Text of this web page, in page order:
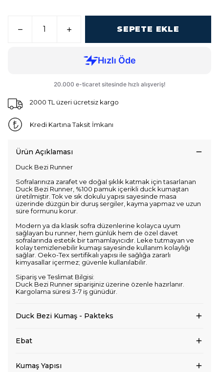
SEPETE EKLE
2000 TL üzeri ücretsiz kargo
Kredi Kartına Taksit İmkanı
Ürün Açıklaması
Duck Bezi Runner
Sofralarınıza zarafet ve doğal şıklık katmak için tasarlanan
Duck Bezi Runner, %100 pamuk içerikli duck kumaştan
üretilmiştir. Tok ve sık dokulu yapısı sayesinde masa
üzerinde düzgün bir duruş sergiler, kayma yapmaz ve uzun
süre formunu korur.
Modern ya da klasik sofra düzenlerine kolayca uyum
sağlayan bu runner, hem günlük hem de özel davet
sofralarında estetik bir tamamlayıcıdır. Leke tutmayan ve
kolay temizlenebilir kumaşı sayesinde kullanım kolaylığı
sağlar. Oeko-Tex sertifikalı yapısı ile sağlığa zararlı
kimyasallar içermez; güvenle kullanılabilir.
Sipariş ve Teslimat Bilgisi:
Duck Bezi Runner siparişiniz üzerine özenle hazırlanır.
Kargolama süresi 3-7 iş günüdür.
Duck Bezi Kumaş - Pakteks
Ebat
Kumaş Yapısı